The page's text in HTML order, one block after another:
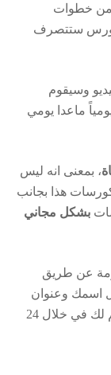
من خطوات
ستتصرف
وسيقوم
في خلال 24 ساعة يومياً ماعدا يومي
، بمعنى انه ليس
هذا بجانب
بشكل مجاني
عن طريق
، وسنقوم بإرسال الخصم لك في خلال 24